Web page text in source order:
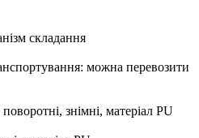
складання
можна перевозити
знімні, матеріал PU